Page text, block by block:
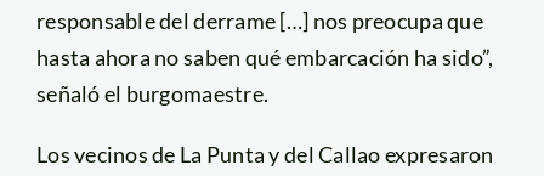
responsable del derrame […] nos preocupa que
hasta ahora no saben qué embarcación ha sido”,
señaló el burgomaestre.
Los vecinos de La Punta y del Callao expresaron